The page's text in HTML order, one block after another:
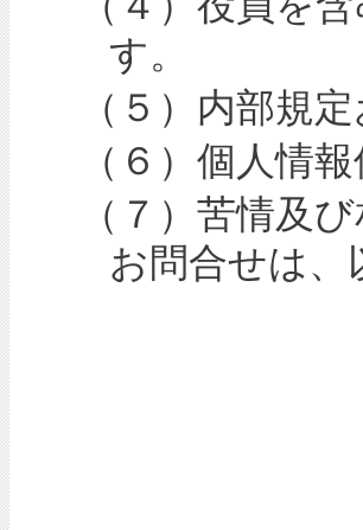
す。
（５） 内部規
（６） 個人情
（７）苦情及
お問合せは、